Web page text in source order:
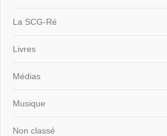
La SCG-Ré
Livres
Médias
Musique
Non classé